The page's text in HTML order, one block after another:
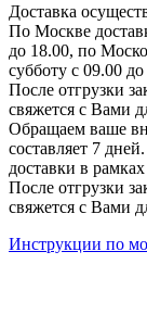
Доставка
По Москве
до 18.00, по
субботу с 09.00
После отгрузки
свяжется с Вами
Обращаем ваше
составляет 7
доставки в
После отгрузки
свяжется с Вами
Инструкции по